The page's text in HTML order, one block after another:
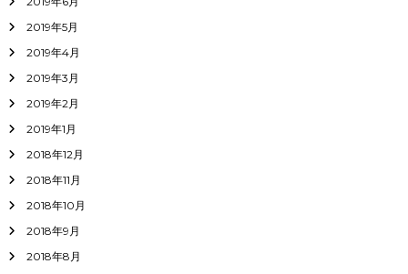
2019年5月
2019年4月
2019年3月
2019年2月
2019年1月
2018年12月
2018年11月
2018年10月
2018年9月
2018年8月